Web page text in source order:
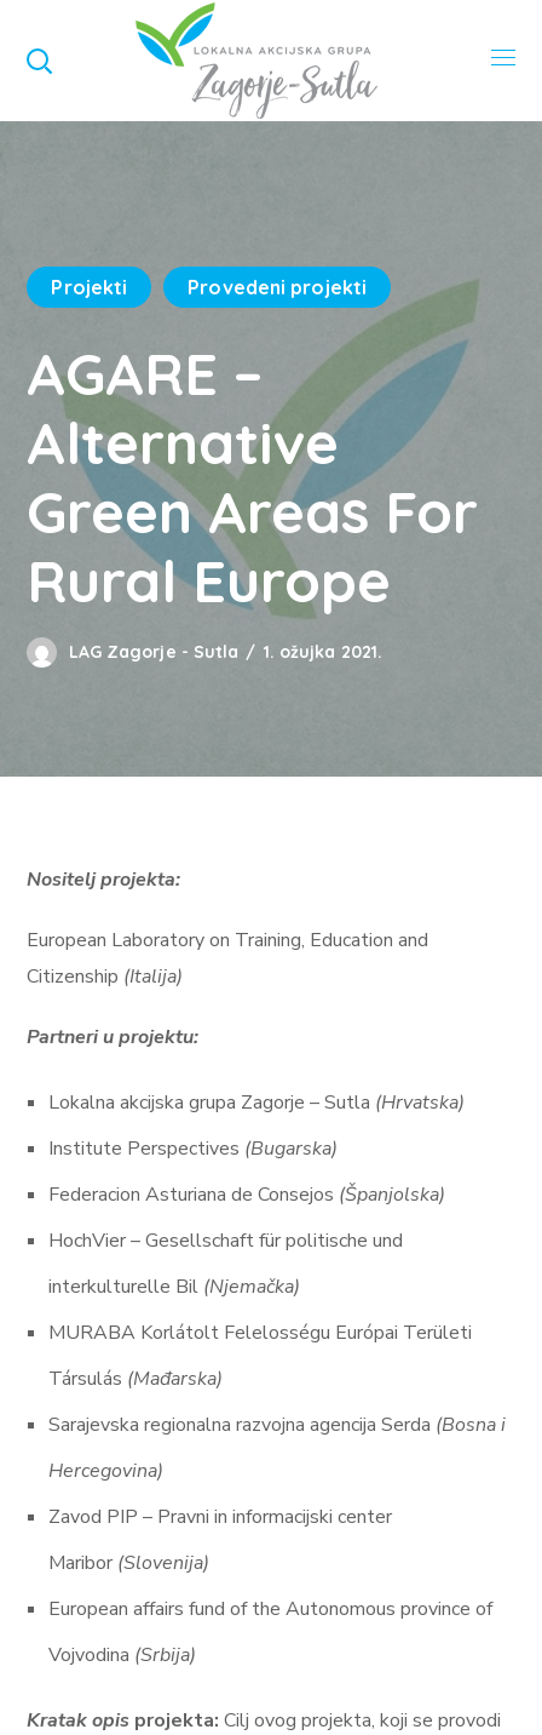
Projekti Provedeni projekti
AGARE –
Alternative
Green Areas For
Rural Europe
LAG Zagorje - Sutla 1. ožujka 2021.
Nositelj projekta:
European Laboratory on Training, Education and
Citizenship (Italija)
Partneri u projektu:
Lokalna akcijska grupa Zagorje – Sutla (Hrvatska)
Institute Perspectives (Bugarska)
Federacion Asturiana de Consejos (Španjolska)
HochVier – Gesellschaft für politische und
interkulturelle Bil (Njemačka)
MURABA Korlátolt Felelosségu Európai Területi
Társulás (Mađarska)
Sarajevska regionalna razvojna agencija Serda (Bosna i
Hercegovina)
Zavod PIP – Pravni in informacijski center
Maribor (Slovenija)
European affairs fund of the Autonomous province of
Vojvodina (Srbija)
Kratak opis projekta: Cilj ovog projekta, koji se provodi